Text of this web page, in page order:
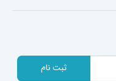
ثبت نام